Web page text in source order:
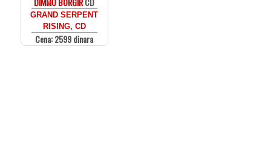
GRAND SERPENT
RISING, CD
Cena: 2599 dinara